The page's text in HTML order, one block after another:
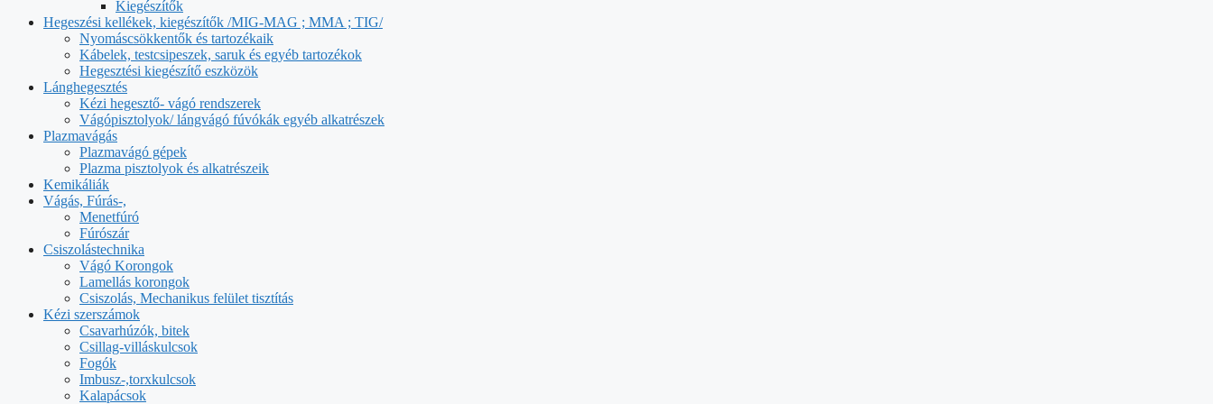
Kiegészítők
Hegeszési kellékek, kiegészítők /MIG-MAG ; MMA ; TIG/
Nyomáscsökkentők és tartozékaik
Kábelek, testcsipeszek, saruk és egyéb tartozékok
Hegesztési kiegészítő eszközök
Lánghegesztés
Kézi hegesztő- vágó rendszerek
Vágópisztolyok/ lángvágó fúvókák egyéb alkatrészek
Plazmavágás
Plazmavágó gépek
Plazma pisztolyok és alkatrészeik
Kemikáliák
Vágás, Fúrás-,
Menetfúró
Fúrószár
Csiszolástechnika
Vágó Korongok
Lamellás korongok
Csiszolás, Mechanikus felület tisztítás
Kézi szerszámok
Csavarhúzók, bitek
Csillag-villáskulcsok
Fogók
Imbusz-,torxkulcsok
Kalapácsok